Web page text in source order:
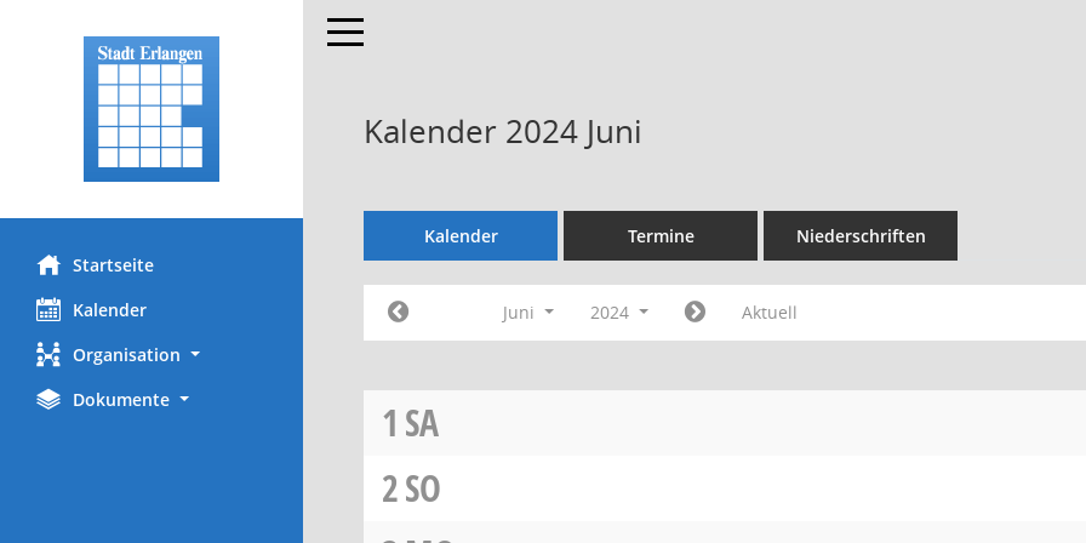
Startseite
Kalender
Organisation
Dokumente
Toggle navigation
Kalender 2024 Juni
Kalender Termine Niederschriften
Juni 2024 Aktuell
1 SA
2SO